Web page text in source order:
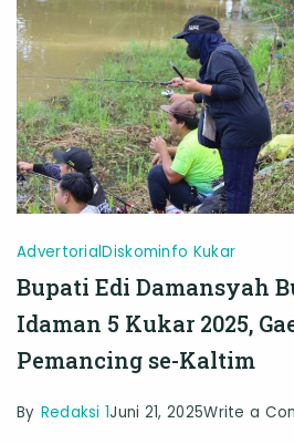
AdvertorialDiskominfo Kukar
Bupati Edi Damansyah
Idaman 5 Kukar 2025,
Pemancing se-Kaltim
By Redaksi 1Juni 21, 2025Write a